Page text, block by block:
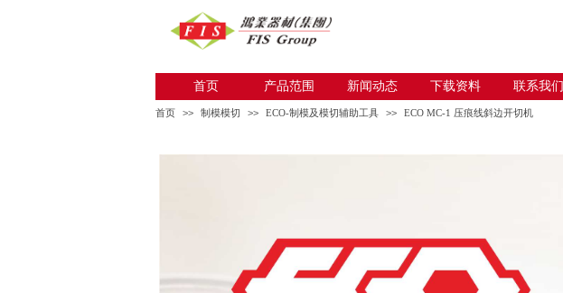
首页 产品范围 新闻动态 下载资料 联系我们
首页 >> 制模模切 >> ECO-制模及模切辅助工具 >> ECO MC-1 压痕线斜边开切机